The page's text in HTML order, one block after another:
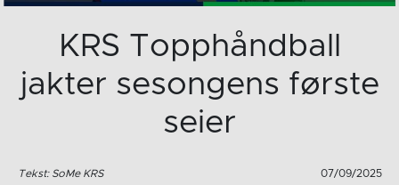
KRS Topphåndball
jakter sesongens første
seier
Tekst: SoMe KRS 07/09/2025